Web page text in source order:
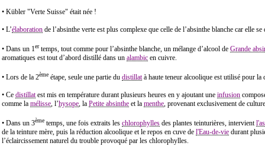
• Kübler "Verte Suisse" était née !
• L’élaboration de l’absinthe verte est plus complexe que celle de l’absinthe blanche car elle
• Dans un 1er temps, tout comme pour l’absinthe blanche, un mélange d’alcool de Grande
aromatiques est tout d’abord distillé dans un alambic en cuivre.
• Lors de la 2ème étape, seule une partie du distillatà haute teneur alcoolique est utilisé pour la
• Ce distillatest mis en température durant plusieurs heures en y ajoutant une infusion
comme la mélisse, l’hysope, la Petite absinthe et la menthe, provenant exclusivement de
• Dans un 3ème temps, une fois extraits les chlorophylles des plantes teinturières, intervient
de la teinture mère, puis la réduction alcoolique et le repos en cuve de l'Eau-de-vie durant
l’éclaircissement naturel du trouble provoqué par les chlorophylles.